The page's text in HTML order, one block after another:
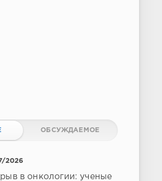
ОБСУЖДАЕМОЕ
2026
в онкологии: ученые